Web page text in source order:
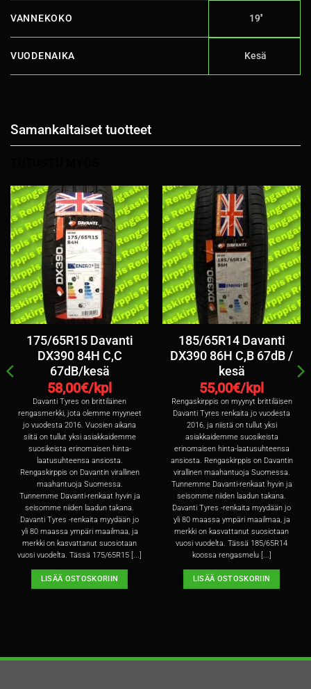
VANNEKOKO 19''
VUODENAIKA Kesä
Samankaltaiset tuotteet
175/65R15 Davanti
DX390 84H C,C
67dB/kesä
58,00€/kpl
Davanti Tyres on brittiläinen
rengasmerkki, jota olemme myyneet
jo vuodesta 2016. Vuosien aikana
siitä on tullut yksi asiakkaidemme
suosikeista erinomaisen hinta-
laatusuhteensa ansiosta.
Rengaskirppis on Davantin virallinen
maahantuoja Suomessa.
Tunnemme Davanti-renkaat hyvin ja
seisomme niiden laadun takana.
Davanti Tyres -renkaita myydään jo
yli 80 maassa ympäri maailmaa, ja
merkki on kasvattanut suosiotaan
vuosi vuodelta. Tässä 175/65R15 [...]
LISÄÄ OSTOSKORIIN
185/65R14 Davanti
DX390 86H C,B 67dB /
kesä
55,00€/kpl
Rengaskirppis on myynyt brittiläisen
Davanti Tyres renkaita jo vuodesta
2016, ja niistä on tullut yksi
asiakkaidemme suosikeista
erinomaisen hinta-laatusuhteensa
ansiosta. Rengaskirppis on Davantin
virallinen maahantuoja Suomessa.
Tunnemme Davanti-renkaat hyvin ja
seisomme niiden laadun takana.
Davanti Tyres -renkaita myydään jo
yli 80 maassa ympäri maailmaa, ja
merkki on kasvattanut suosiotaan
vuosi vuodelta. Tässä 185/65R14
koossa rengasmelu [...]
LISÄÄ OSTOSKORIIN